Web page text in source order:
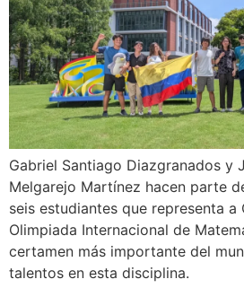
Gabriel Santiago Diazgranados y
Melgarejo Martínez hacen parte
seis estudiantes que representa a
Olimpiada Internacional de
certamen más importante del
talentos en esta disciplina.